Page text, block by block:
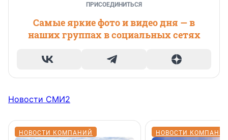
ПРИСОЕДИНИТЬСЯ
Самые яркие фото и видео дня — в
наших группах в социальных сетях
Новости СМИ2
НОВОСТИ КОМПАНИЙ НОВОСТИ